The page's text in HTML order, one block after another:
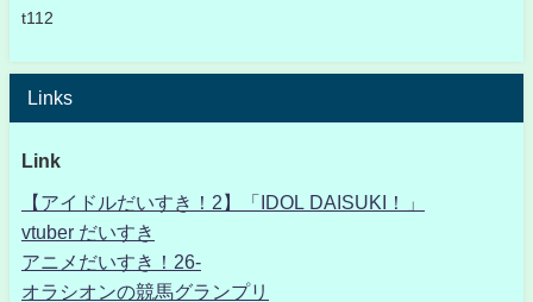
t112
Links
Link
【アイドルだいすき！2】「IDOL DAISUKI！」
vtuber だいすき
アニメだいすき！26-
オラシオンの競馬グランプリ